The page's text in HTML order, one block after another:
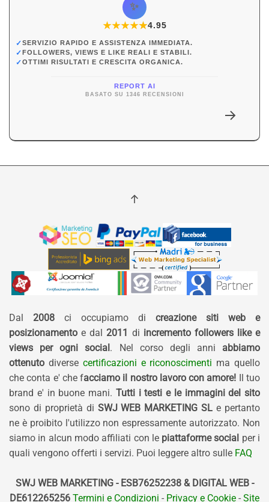
✨
★★★★★
★4.95
✓SERVIZIO RAPIDO E ASSISTENZA IMMEDIATA.
✓FOLLOWERS, VIEWS E LIKE REALI E STABILI.
✓OTTIMI RISULTATI E CRESCITA ORGANICA.
REPORT AI
BASATO SU 1346 RECENSIONI
Dal 2008 ci occupiamo di creazione siti web e
posizionamento e dal 2011 di incremento followers like e
views per ogni social. Nel corso degli anni abbiamo
ottenuto diverse certificazioni e riconoscimenti ma quello
che conta e' che facciamo il nostro lavoro con amore! Il tuo
brand e' in buone mani. Tutti i testi e le immagini del sito
sono di proprietà di SWJ WEB MARKETING SL e pertanto
ne è proibito l'utilizzo non espressamente autorizzato. Non
siamo in alcun modo affiliati con le piattaforme social per i
quali vengono offerti i servizi. Puoi leggere altro sulle FAQ
SWJ WEB MARKETING - ESB76252238 & DIGITAL WEB -
DE612265256 Termini e Condizioni - Privacy e Cookie - Site